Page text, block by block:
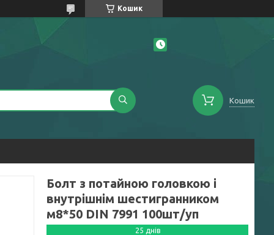
Кошик
Кошик
Болт з потайною головкою і
внутрішнім шестигранником
м8*50 DIN 7991 100шт/уп
25 днів